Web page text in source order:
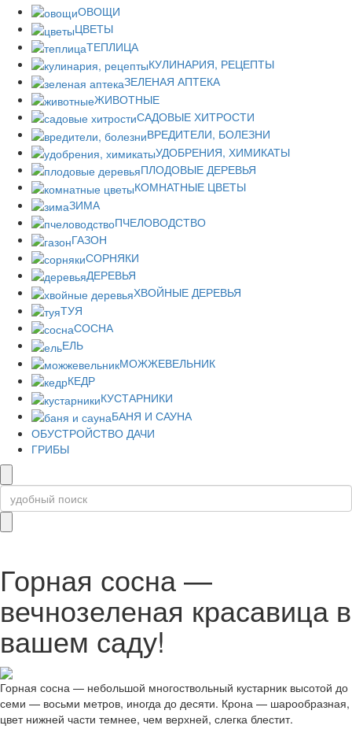
ОВОЩИ
ЦВЕТЫ
ТЕПЛИЦА
КУЛИНАРИЯ, РЕЦЕПТЫ
ЗЕЛЕНАЯ АПТЕКА
ЖИВОТНЫЕ
САДОВЫЕ ХИТРОСТИ
ВРЕДИТЕЛИ, БОЛЕЗНИ
УДОБРЕНИЯ, ХИМИКАТЫ
ПЛОДОВЫЕ ДЕРЕВЬЯ
КОМНАТНЫЕ ЦВЕТЫ
ЗИМА
ПЧЕЛОВОДСТВО
ГАЗОН
СОРНЯКИ
ДЕРЕВЬЯ
ХВОЙНЫЕ ДЕРЕВЬЯ
ТУЯ
СОСНА
ЕЛЬ
МОЖЖЕВЕЛЬНИК
КЕДР
КУСТАРНИКИ
БАНЯ И САУНА
ОБУСТРОЙСТВО ДАЧИ
ГРИБЫ
Горная сосна —
вечнозеленая красавица в
вашем саду!
Горная сосна — небольшой многоствольный кустарник высотой до
семи — восьми метров, иногда до десяти. Крона — шарообразная,
цвет нижней части темнее, чем верхней, слегка блестит.